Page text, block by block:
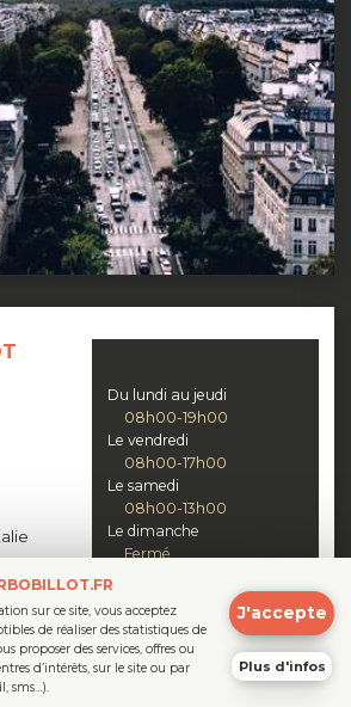
Du lundi au jeudi
08h00-19h00
Le vendredi
08h00-17h00
Le samedi
08h00-13h00
Le dimanche
Fermé
sur ce site, vous acceptez
de réaliser des statistiques de
proposer des services, offres ou
d’intérêts, sur le site ou par
sms…).
J'accepte
Plus d'infos